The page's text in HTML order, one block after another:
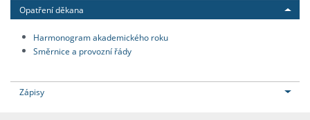
Opatření děkana
Harmonogram akademického roku
Směrnice a provozní řády
Zápisy